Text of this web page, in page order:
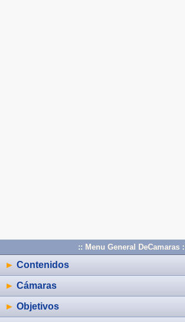
:: Menu General DeCamaras
► Contenidos
► Cámaras
► Objetivos